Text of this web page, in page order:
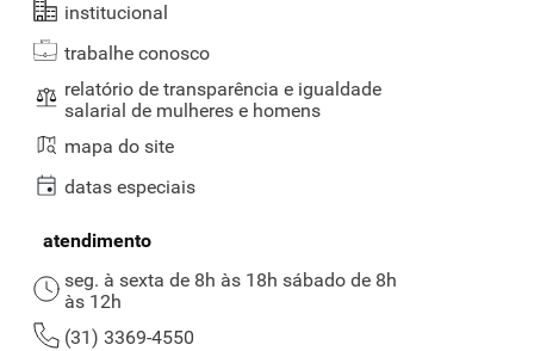
institucional
trabalhe conosco
relatório de transparência e igualdade
salarial de mulheres e homens
mapa do site
datas especiais
atendimento
seg. à sexta de 8h às 18h sábado de 8h
às 12h
(31) 3369-4550